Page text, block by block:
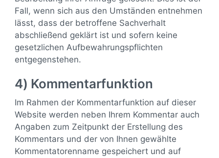
Fall, wenn sich aus den Umständen entnehmen
lässt, dass der betroffene Sachverhalt
abschließend geklärt ist und sofern keine
gesetzlichen Aufbewahrungspflichten
entgegenstehen.
4) Kommentarfunktion
Im Rahmen der Kommentarfunktion auf dieser
Website werden neben Ihrem Kommentar auch
Angaben zum Zeitpunkt der Erstellung des
Kommentars und der von Ihnen gewählte
Kommentatorenname gespeichert und auf